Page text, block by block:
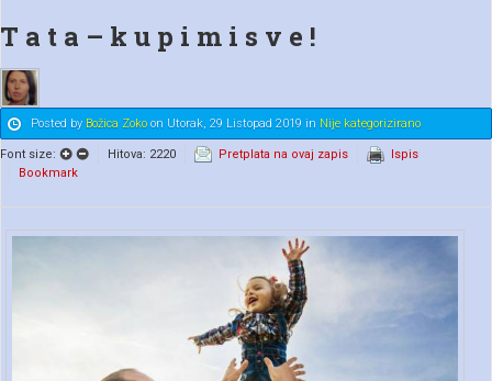
T a t a – k u p i m i s v e !
Posted by Božica Zoko on Utorak, 29 Listopad 2019 in Nije kategorizirano
Font size: Hitova: 2220 Pretplata na ovaj zapis
Ispis
Bookmark